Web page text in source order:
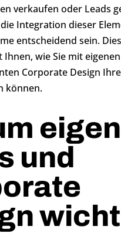
verkaufen oder Leads
Integration dieser
entscheidend sein.
Ihnen, wie Sie mit
Corporate Design
können.
und